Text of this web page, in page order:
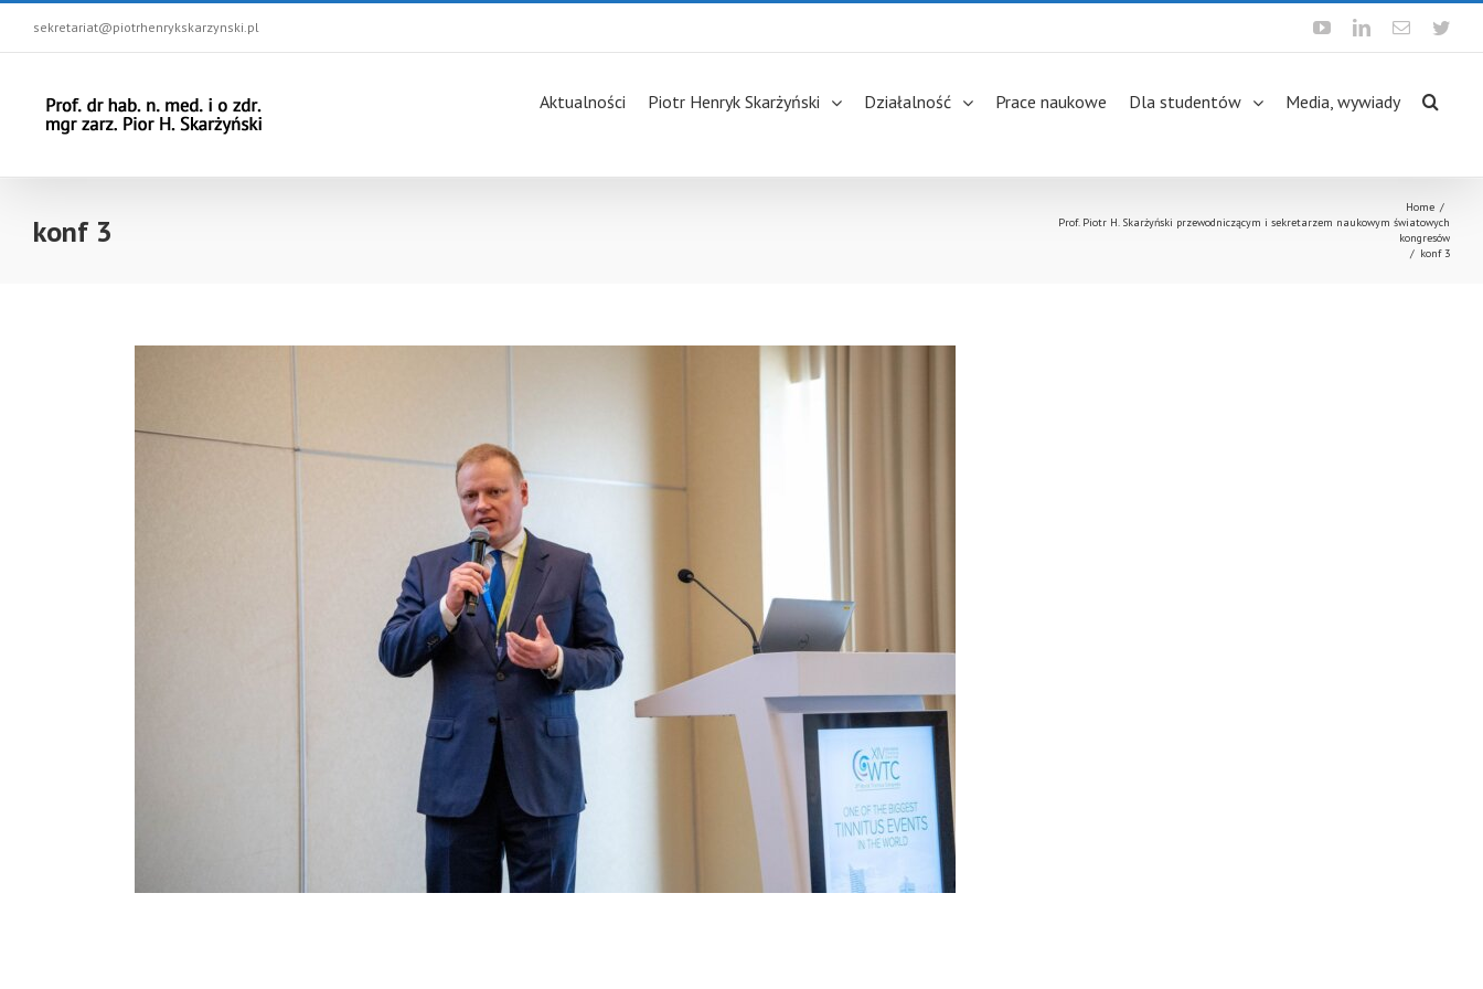
sekretariat@piotrhenrykskarzynski.pl YoutubeLinkedinEmail
Aktualności Piotr Henryk Skarżyński Działalność Prace naukowe Dla studentów Media, wywiady
konf 3
Home /
Prof. Piotr H. Skarżyński przewodniczącym i sekretarzem naukowym światowych
kongresów
/ konf 3